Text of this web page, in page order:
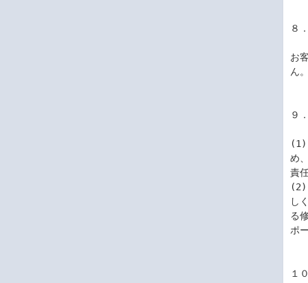
８
お
ん
９
(1)
め
責
(2)
し
る
ポ
１